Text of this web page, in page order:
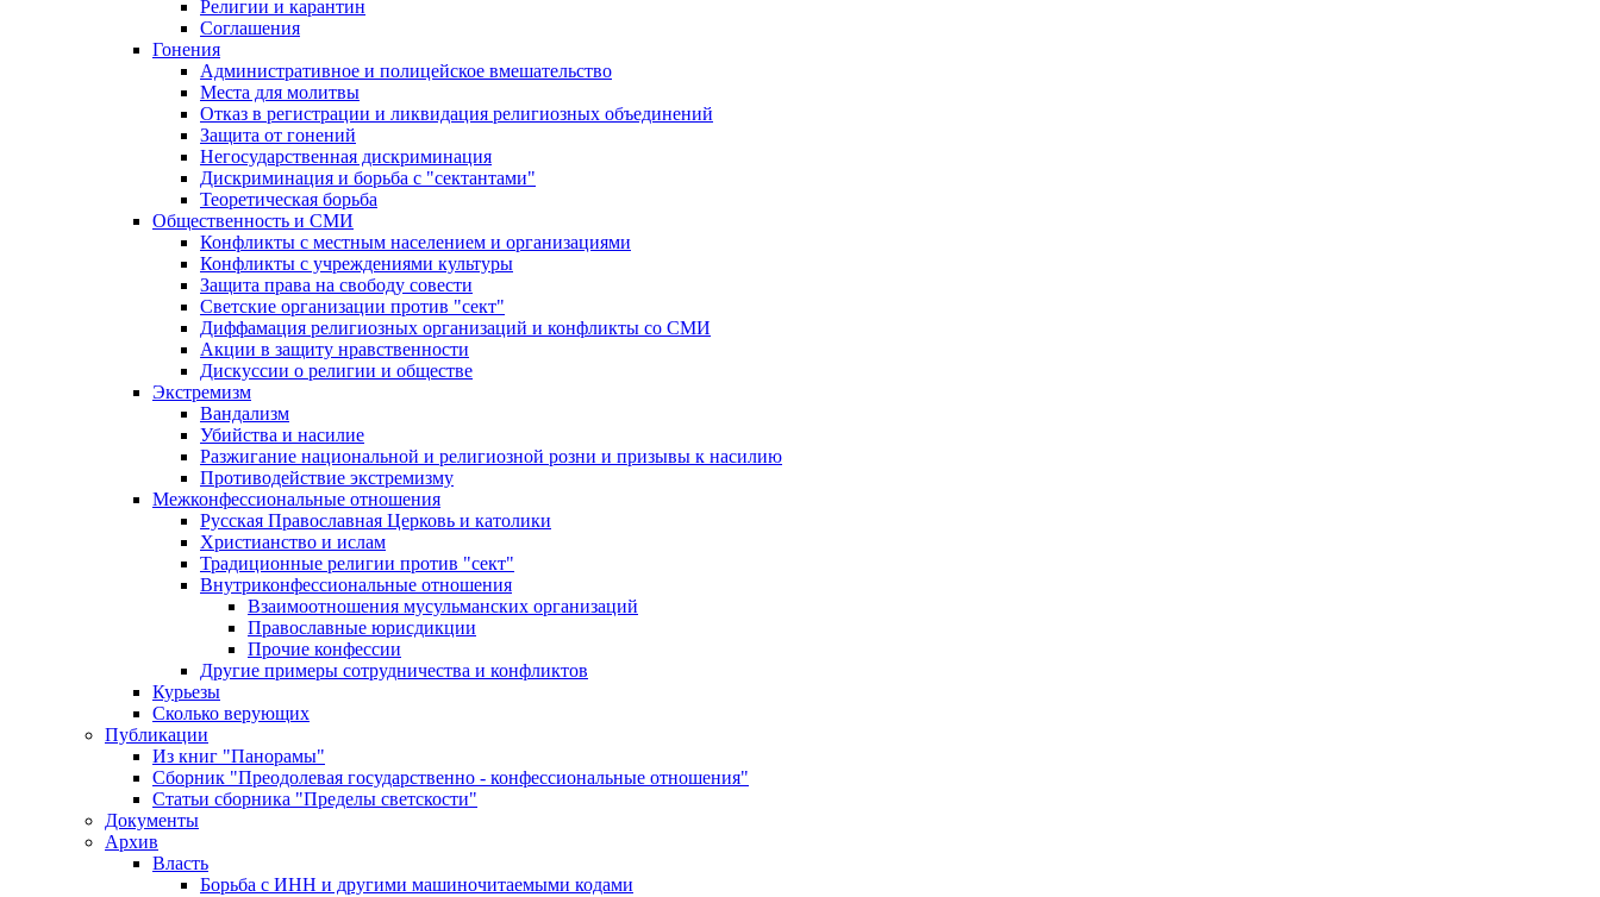
Религии и карантин
Соглашения
Гонения
Административное и полицейское вмешательство
Места для молитвы
Отказ в регистрации и ликвидация религиозных объединений
Защита от гонений
Негосударственная дискриминация
Дискриминация и борьба с "сектантами"
Теоретическая борьба
Общественность и СМИ
Конфликты с местным населением и организациями
Конфликты с учреждениями культуры
Защита права на свободу совести
Светские организации против "сект"
Диффамация религиозных организаций и конфликты со СМИ
Акции в защиту нравственности
Дискуссии о религии и обществе
Экстремизм
Вандализм
Убийства и насилие
Разжигание национальной и религиозной розни и призывы к насилию
Противодействие экстремизму
Межконфессиональные отношения
Русская Православная Церковь и католики
Христианство и ислам
Традиционные религии против "сект"
Внутриконфессиональные отношения
Взаимоотношения мусульманских организаций
Православные юрисдикции
Прочие конфессии
Другие примеры сотрудничества и конфликтов
Курьезы
Сколько верующих
Публикации
Из книг "Панорамы"
Сборник "Преодолевая государственно - конфессиональные отношения"
Статьи сборника "Пределы светскости"
Документы
Архив
Власть
Борьба с ИНН и другими машиночитаемыми кодами